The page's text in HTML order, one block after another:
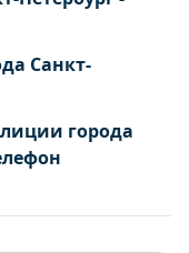
Санкт-
города